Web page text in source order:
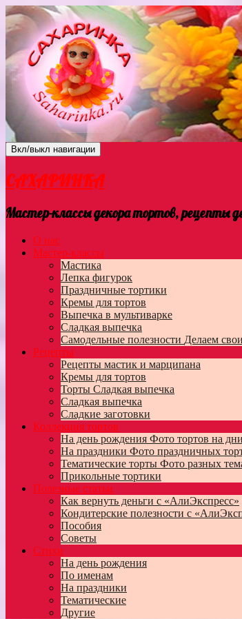
Вкл/выкл навигации
САХАРИНКА
Мастер-классы декора тортов, рецепты
О нас
Мастер-классы
Мастика
Лепка фигурок
Праздничные тортики
Кремы для тортов
Выпечка в мультиварке
Сладкая выпечка
Самодельные полезности Делаем
Рецепты
Рецепты мастик и марципана
Кремы для тортов
Торты Сладкая выпечка
Сладкая выпечка
Сладкие заготовки
Коллекция тортов
На день рождения Фото тортов на
На праздники Фото праздничных
Тематические торты Фото разных
Прикольные тортики
Полезные статьи
Как вернуть деньги с «АлиЭкспресс»
Кондитерские полезности с
Пособия
Советы
Стихи
На день рождения
По именам
На праздники
Тематические
Другие